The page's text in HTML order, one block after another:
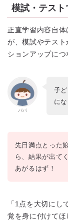
模試・テス
正直学習内容自
が、模試やテス
ションアップにつ
パパ
子
に
先日満点とった
ら、結果が出て
あがるはず！
「1点を大切に
覚を身に付けてほ